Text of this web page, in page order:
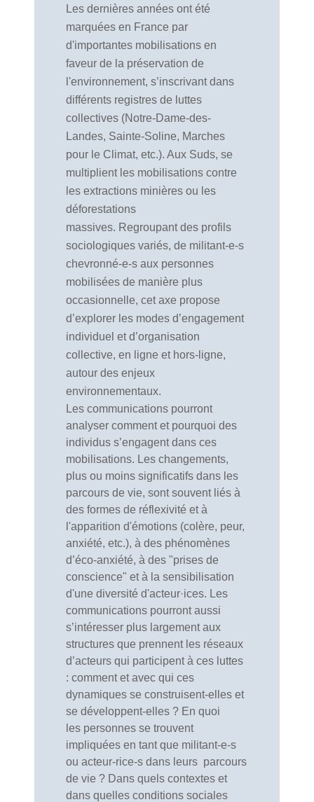
Les dernières années ont été
marquées en France par
d'importantes mobilisations en
faveur de la préservation de
l'environnement, s’inscrivant dans
différents registres de luttes
collectives (Notre-Dame-des-
Landes, Sainte-Soline, Marches
pour le Climat, etc.). Aux Suds, se
multiplient les mobilisations contre
les extractions minières ou les
déforestations
massives. Regroupant des profils
sociologiques variés, de militant-e-s
chevronné-e-s aux personnes
mobilisées de manière plus
occasionnelle, cet axe propose
d’explorer les modes d’engagement
individuel et d’organisation
collective, en ligne et hors-ligne,
autour des enjeux
environnementaux.
Les communications pourront
analyser comment et pourquoi des
individus s’engagent dans ces
mobilisations. Les changements,
plus ou moins significatifs dans les
parcours de vie, sont souvent liés à
des formes de réflexivité et à
l'apparition d'émotions (colère, peur,
anxiété, etc.), à des phénomènes
d’éco-anxiété, à des "prises de
conscience" et à la sensibilisation
d'une diversité d'acteur·ices. Les
communications pourront aussi
s’intéresser plus largement aux
structures que prennent les réseaux
d’acteurs qui participent à ces luttes
: comment et avec qui ces
dynamiques se construisent-elles et
se développent-elles ? En quoi
les personnes se trouvent
impliquées en tant que militant-e-s
ou acteur-rice-s dans leurs parcours
de vie ? Dans quels contextes et
dans quelles conditions sociales